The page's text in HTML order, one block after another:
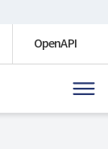
OpenAPI